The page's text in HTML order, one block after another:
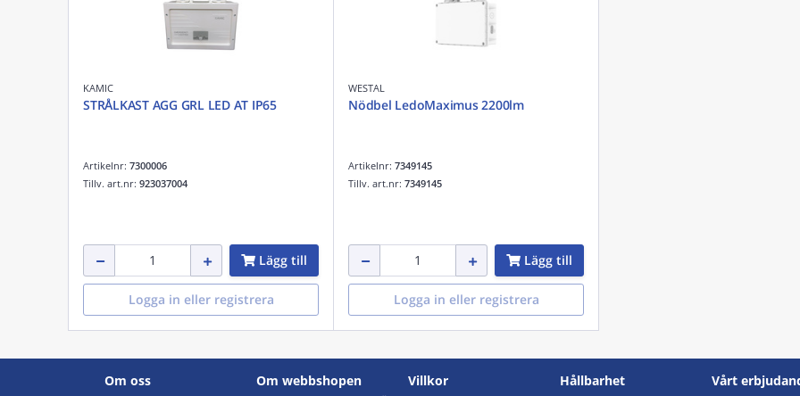
KAMIC
STRÅLKAST AGG GRL LED AT IP65
Artikelnr: 7300006
Tillv. art.nr: 923037004
Lägg till
Logga in eller registrera
WESTAL
Nödbel LedoMaximus 2200lm
Artikelnr: 7349145
Tillv. art.nr: 7349145
Lägg till
Logga in eller registrera
Om oss
Om webbshopen
Villkor
Hållbarhet
Vårt